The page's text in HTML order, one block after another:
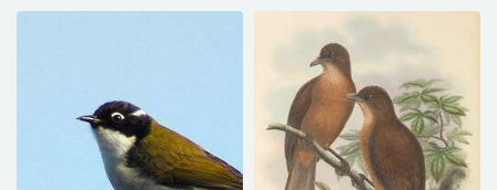
/ Neosuthora davidiana
Creeper / Salpornis salvadori